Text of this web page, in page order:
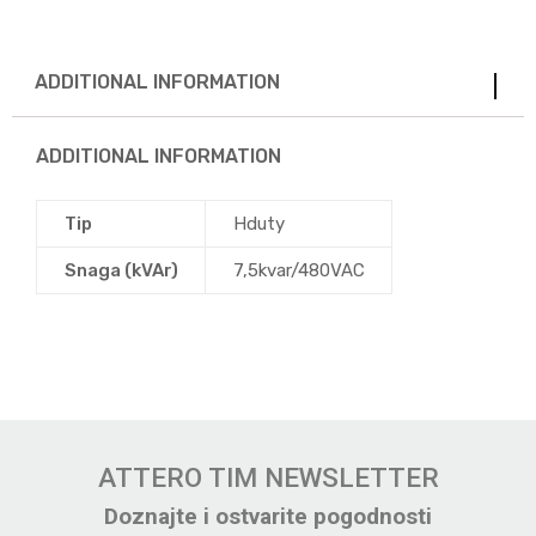
ADDITIONAL INFORMATION
ADDITIONAL INFORMATION
Tip Hduty
Snaga (kVAr) 7,5kvar/480VAC
ATTERO TIM NEWSLETTER
Doznajte i ostvarite pogodnosti